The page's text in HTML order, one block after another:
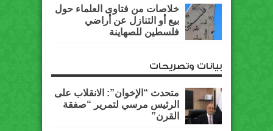
خلاصات من فتاوى العلماء حول
بيع أو التنازل عن أراضي
فلسطين للصهاينة
بيانات وتصريحات
متحدث “الإخوان”: الانقلاب على
الرئيس مرسي لتمرير “صفقة
القرن”